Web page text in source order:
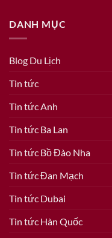
DANH MỤC
Blog Du Lịch
Tin tức
Tin tức Anh
Tin tức Ba Lan
Tin tức Bồ Đào Nha
Tin tức Đan Mạch
Tin tức Dubai
Tin tức Hàn Quốc